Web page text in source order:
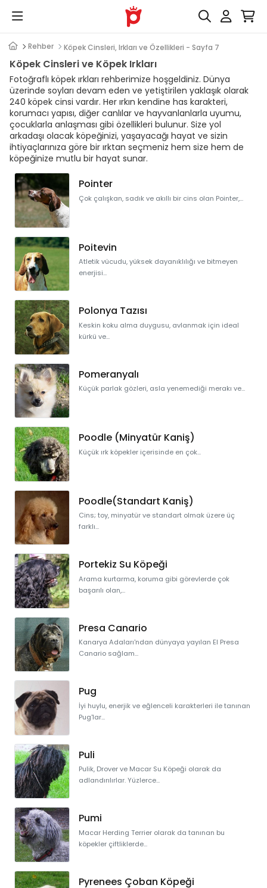
Rehber Köpek Cinsleri, Irkları ve Özellikleri - Sayfa 7
Köpek Cinsleri ve Köpek Irkları
Fotoğraflı köpek ırkları rehberimize hoşgeldiniz. Dünya
üzerinde soyları devam eden ve yetiştirilen yaklaşık olarak
240 köpek cinsi vardır. Her ırkın kendine has karakteri,
korumacı yapısı, diğer canlılar ve hayvanlanlarla uyumu,
çocuklarla anlaşması gibi özellikleri bulunur. Size yol
arkadaşı olacak köpeğinizi, yaşayacağı hayat ve sizin
ihtiyaçlarınıza göre bir ırktan seçmeniz hem size hem de
köpeğinize mutlu bir hayat sunar.
Pointer
Çok çalışkan, sadık ve akıllı bir cins olan Pointer,...
Poitevin
Atletik vücudu, yüksek dayanıklılığı ve bitmeyen
enerjisi...
Polonya Tazısı
Keskin koku alma duygusu, avlanmak için ideal
kürkü ve...
Pomeranyalı
Küçük parlak gözleri, asla yenemediği merakı ve...
Poodle (Minyatür Kaniş)
Küçük ırk köpekler içerisinde en çok...
Poodle(Standart Kaniş)
Cins; toy, minyatür ve standart olmak üzere üç
farklı...
Portekiz Su Köpeği
Arama kurtarma, koruma gibi görevlerde çok
başarılı olan,...
Presa Canario
Kanarya Adaları'ndan dünyaya yayılan El Presa
Canario sağlam...
Pug
İyi huylu, enerjik ve eğlenceli karakterleri ile tanınan
Pug'lar...
Puli
Pulik, Drover ve Macar Su Köpeği olarak da
adlandırılırlar. Yüzlerce...
Pumi
Macar Herding Terrier olarak da tanınan bu
köpekler çiftliklerde...
Pyrenees Çoban Köpeği